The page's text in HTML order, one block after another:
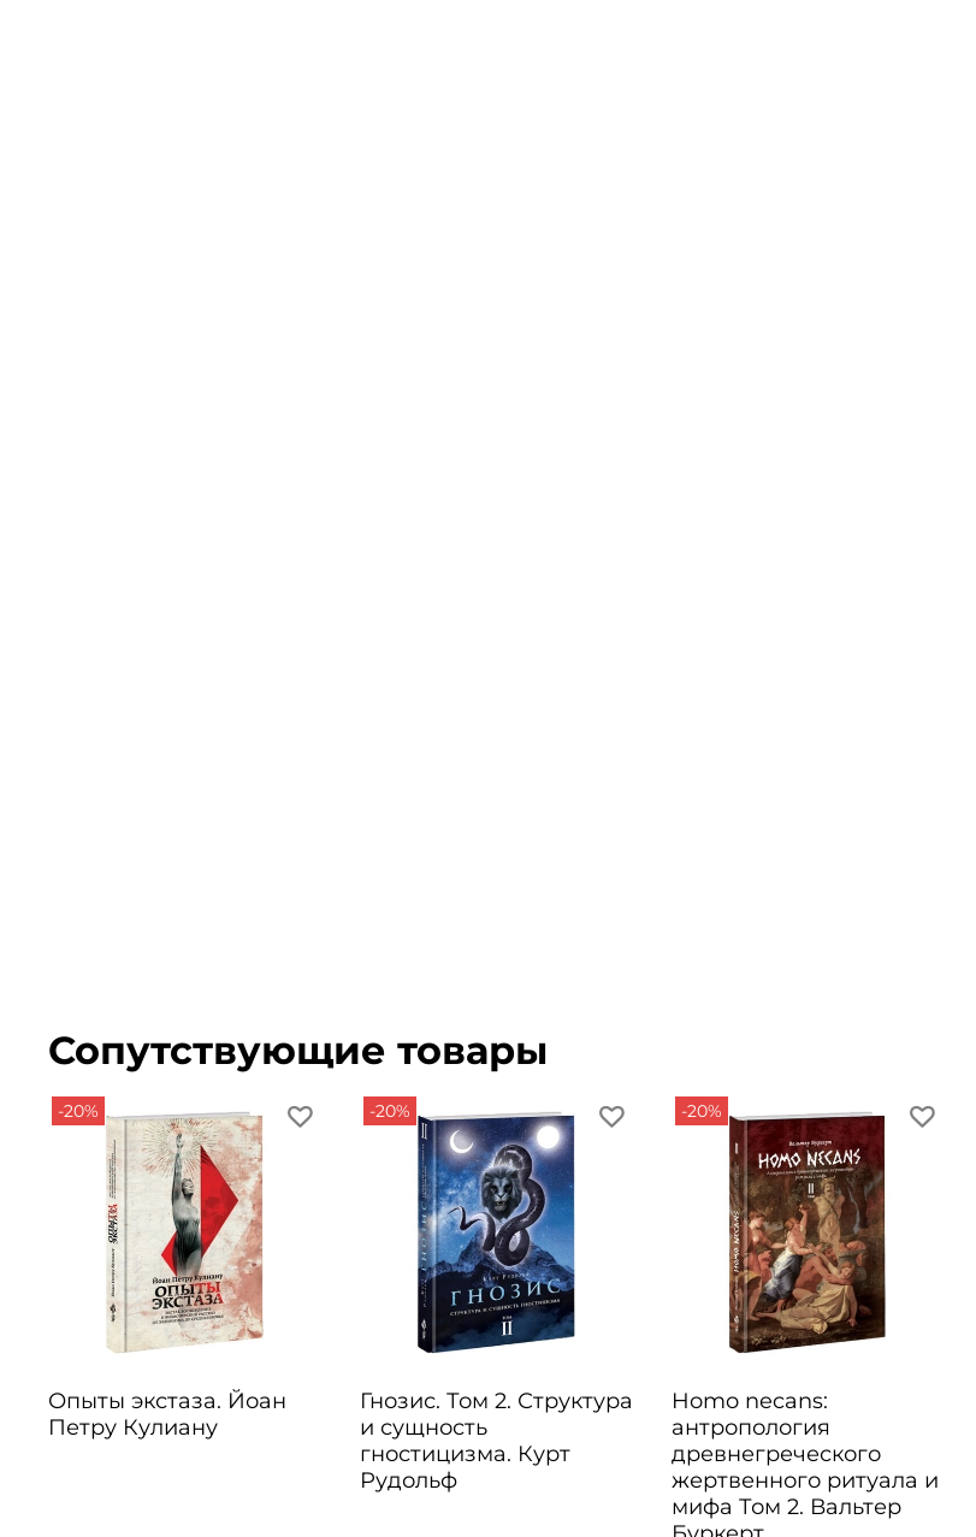
Сопутствующие товары
-20%
Опыты экстаза. Йоан
Петру Кулиану
-20%
Гнозис. Том 2. Структура
и сущность
гностицизма. Курт
Рудольф
-20%
Homo necans:
антропология
древнегреческого
жертвенного ритуала и
мифа Том 2. Вальтер